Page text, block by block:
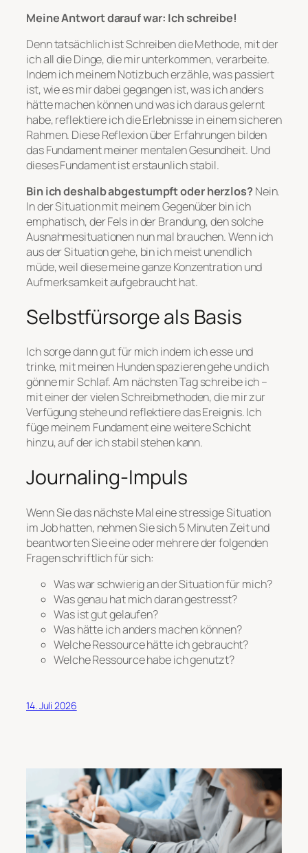
Meine Antwort darauf war: Ich schreibe!
Denn tatsächlich ist Schreiben die Methode, mit der
ich all die Dinge, die mir unterkommen, verarbeite.
Indem ich meinem Notizbuch erzähle, was passiert
ist, wie es mir dabei gegangen ist, was ich anders
hätte machen können und was ich daraus gelernt
habe, reflektiere ich die Erlebnisse in einem sicheren
Rahmen. Diese Reflexion über Erfahrungen bilden
das Fundament meiner mentalen Gesundheit. Und
dieses Fundament ist erstaunlich stabil.
Bin ich deshalb abgestumpft oder herzlos? Nein.
In der Situation mit meinem Gegenüber bin ich
emphatisch, der Fels in der Brandung, den solche
Ausnahmesituationen nun mal brauchen. Wenn ich
aus der Situation gehe, bin ich meist unendlich
müde, weil diese meine ganze Konzentration und
Aufmerksamkeit aufgebraucht hat.
Selbstfürsorge als Basis
Ich sorge dann gut für mich indem ich esse und
trinke, mit meinen Hunden spazieren gehe und ich
gönne mir Schlaf. Am nächsten Tag schreibe ich –
mit einer der vielen Schreibmethoden, die mir zur
Verfügung stehe und reflektiere das Ereignis. Ich
füge meinem Fundament eine weitere Schicht
hinzu, auf der ich stabil stehen kann.
Journaling-Impuls
Wenn Sie das nächste Mal eine stressige Situation
im Job hatten, nehmen Sie sich 5 Minuten Zeit und
beantworten Sie eine oder mehrere der folgenden
Fragen schriftlich für sich:
Was war schwierig an der Situation für mich?
Was genau hat mich daran gestresst?
Was ist gut gelaufen?
Was hätte ich anders machen können?
Welche Ressource hätte ich gebraucht?
Welche Ressource habe ich genutzt?
14. Juli 2026